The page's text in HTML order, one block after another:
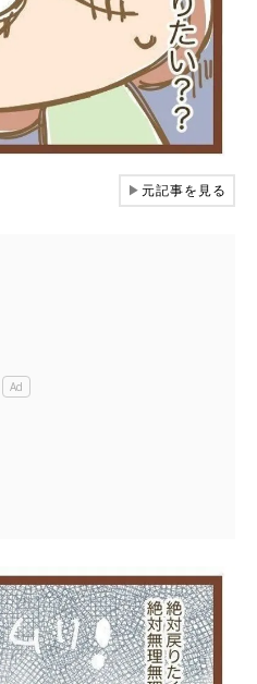
▶元記事を見る